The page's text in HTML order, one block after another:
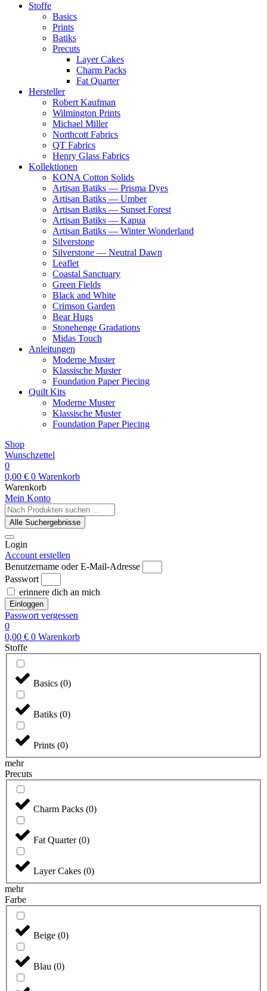
Stoffe
Basics
Prints
Batiks
Precuts
Layer Cakes
Charm Packs
Fat Quarter
Hersteller
Robert Kaufman
Wilmington Prints
Michael Miller
Northcott Fabrics
QT Fabrics
Henry Glass Fabrics
Kollektionen
KONA Cotton Solids
Artisan Batiks — Prisma Dyes
Artisan Batiks — Umber
Artisan Batiks — Sunset Forest
Artisan Batiks — Kapua
Artisan Batiks — Winter Wonderland
Silverstone
Silverstone — Neutral Dawn
Leaflet
Coastal Sanctuary
Green Fields
Black and White
Crimson Garden
Bear Hugs
Stonehenge Gradations
Midas Touch
Anleitungen
Moderne Muster
Klassische Muster
Foundation Paper Piecing
Quilt Kits
Moderne Muster
Klassische Muster
Foundation Paper Piecing
Shop
Wunschzettel
0
0,00 € 0 Warenkorb
Warenkorb
Mein Konto
Search
...Alle Suchergebnisse
Login
Account erstellen
Benutzername oder E-Mail-Adresse
Passwort
erinnere dich an mich
Einloggen
Passwort vergessen
0
0,00 € 0 Warenkorb
Stoffe
Basics (0)
Batiks (0)
Prints (0)
mehr
Precuts
Charm Packs (0)
Fat Quarter (0)
Layer Cakes (0)
mehr
Farbe
Beige (0)
Blau (0)